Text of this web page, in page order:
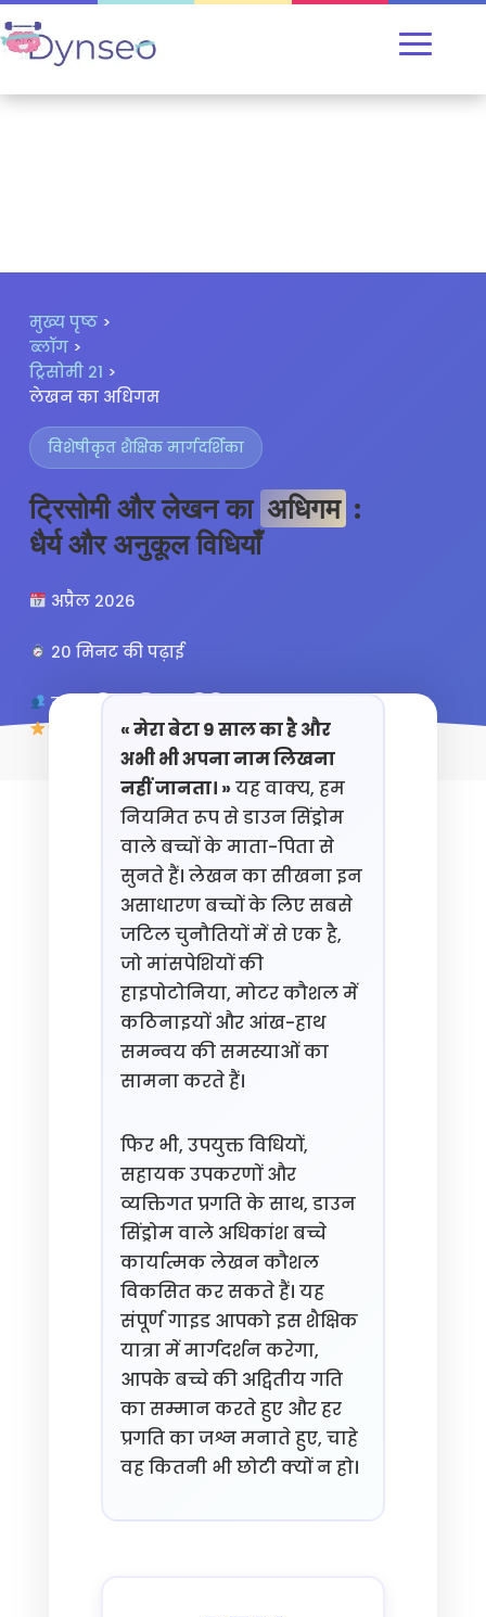
मुख्य पृष्ठ >
ब्लॉग >
ट्रिसोमी 21 >
लेखन का अधिगम
विशेषीकृत शैक्षिक मार्गदर्शिका
ट्रिसोमी और लेखन का अधिगम :
धैर्य और अनुकूल विधियाँ
अप्रैल 2026
20 मिनट की पढ़ाई
माता-पिता, शिक्षक, चिकित्सक
4.8/5 (127 समीक्षाएँ)
« मेरा बेटा 9 साल का है और
अभी भी अपना नाम लिखना
नहीं जानता। » यह वाक्य, हम
नियमित रूप से डाउन सिंड्रोम
वाले बच्चों के माता-पिता से
सुनते हैं। लेखन का सीखना इन
असाधारण बच्चों के लिए सबसे
जटिल चुनौतियों में से एक है,
जो मांसपेशियों की
हाइपोटोनिया, मोटर कौशल में
कठिनाइयों और आंख-हाथ
समन्वय की समस्याओं का
सामना करते हैं।
फिर भी, उपयुक्त विधियों,
सहायक उपकरणों और
व्यक्तिगत प्रगति के साथ, डाउन
सिंड्रोम वाले अधिकांश बच्चे
कार्यात्मक लेखन कौशल
विकसित कर सकते हैं। यह
संपूर्ण गाइड आपको इस शैक्षिक
यात्रा में मार्गदर्शन करेगा,
आपके बच्चे की अद्वितीय गति
का सम्मान करते हुए और हर
प्रगति का जश्न मनाते हुए, चाहे
वह कितनी भी छोटी क्यों न हो।